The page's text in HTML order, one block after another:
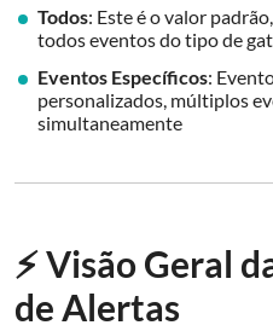
Todos: Este é o valor
todos eventos do tipo de
Eventos Específicos:
personalizados, múltiplos
simultaneamente
⚡ Visão Geral
de Alertas